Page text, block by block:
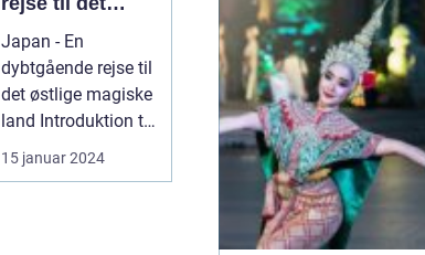
østlige magiske
land
Japan - En
dybtgående rejse til
det østlige magiske
land Introduktion til
Japan Japan, et
land be...
15 januar 2024
dybdegående rejse til
Bali og dykke ned i, hvad
der gør denne
destination så speciel.
Uanset om du er...